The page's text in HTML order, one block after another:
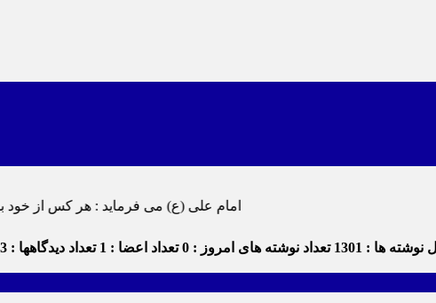
امام علی (ع) می فرماید : هر کس از خود بدگویی و انتقاد کند٬ خود را اصلاح کرده و هر کس خودستایی نماید٬ پس به تحقیق
ها : 1301 تعداد نوشته های امروز : 0 تعداد اعضا : 1 تعداد دیدگاهها : 3